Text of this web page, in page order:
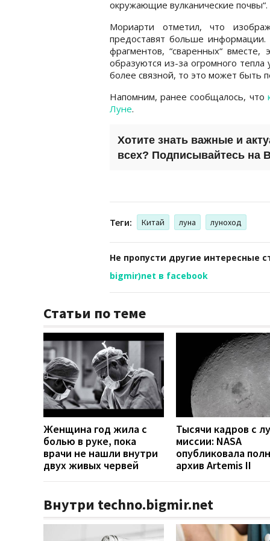
окружающие вулканические почвы“.
Мориарти отметил, что
предоставят больше
фрагментов, “сваренных“
образуются из-за огромного тепла
более связной, то это может быть
Напомним, ранее сообщалось, что
Луне.
Хотите знать важные и
всех? Подписывайтесь на
Теги: Китай луна луноход
Не пропусти другие интересные
bigmir)net в facebook
Статьи по теме
Женщина год жила с
болью в руке, пока
врачи не нашли внутри
двух живых червей
Тысячи кадров с
миссии: NASA
опубликовала
архив Artemis II
Внутри techno.bigmir.net